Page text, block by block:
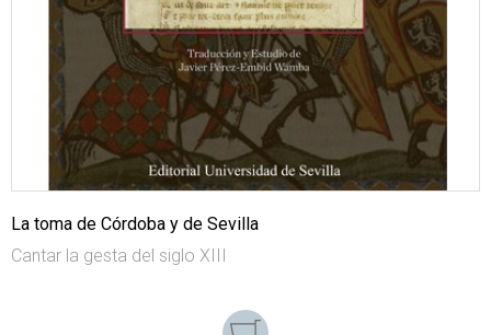
La toma de Córdoba y de Sevilla
Cantar la gesta del siglo XIII